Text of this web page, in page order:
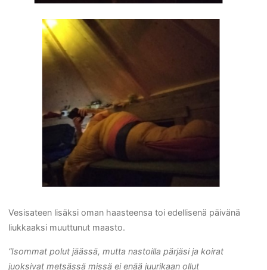
Vesisateen lisäksi oman haasteensa toi edellisenä päivänä
liukkaaksi muuttunut maasto.
“Isommat polut jäässä, mutta nastoilla pärjäsi ja koirat
juoksivat metsässä missä ei enää juurikaan ollut